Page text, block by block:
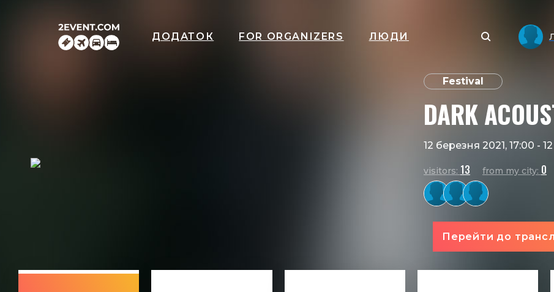
ДОДАТОК FOR ORGANIZERS ЛЮДИ
Festival
DARK
12 березня 2021, 17:00 -
visitors: 13 from my city: 0
Перейти до